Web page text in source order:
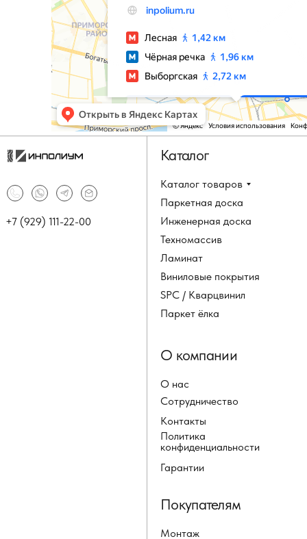
Каталог товаров
Паркетная доска
Инженерная доска
Техномассив
+7 (929) 111-22-00
Каталог
Ламинат
Виниловые покрытия
SPC / Кварцвинил
Паркет ёлка
О нас
Сотрудничество
Контакты
Политика
конфиденциальности
О компании
Монтаж
Покупателям
Гарантии